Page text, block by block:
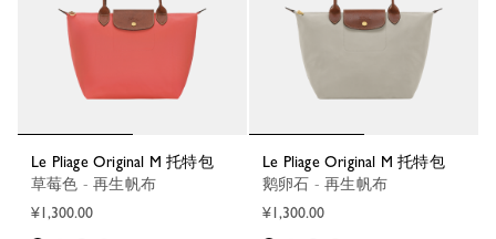
Le Pliage Original M 托特包
草莓色 - 再生帆布
¥1,300.00
Le Pliage Original M 托特包
鹅卵石 - 再生帆布
¥1,300.00